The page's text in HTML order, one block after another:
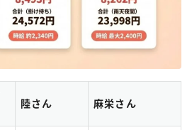
陸さん 麻栄さん